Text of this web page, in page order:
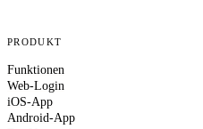
PRODUKT
Funktionen
Web-Login
iOS-App
Android-App